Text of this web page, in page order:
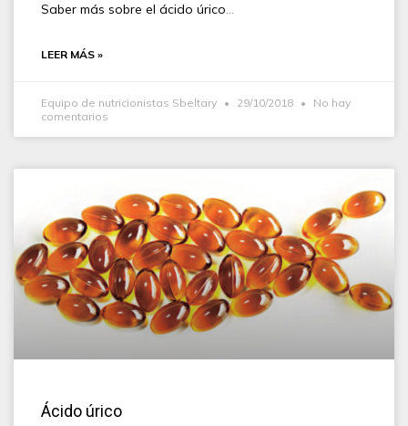
Saber más sobre el ácido úrico…
LEER MÁS »
Equipo de nutricionistas Sbeltary 29/10/2018
No hay
comentarios
Ácido úrico